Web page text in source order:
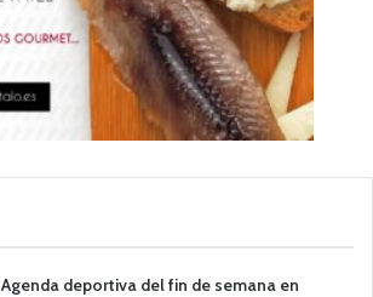
Agenda deportiva del fin de semana en